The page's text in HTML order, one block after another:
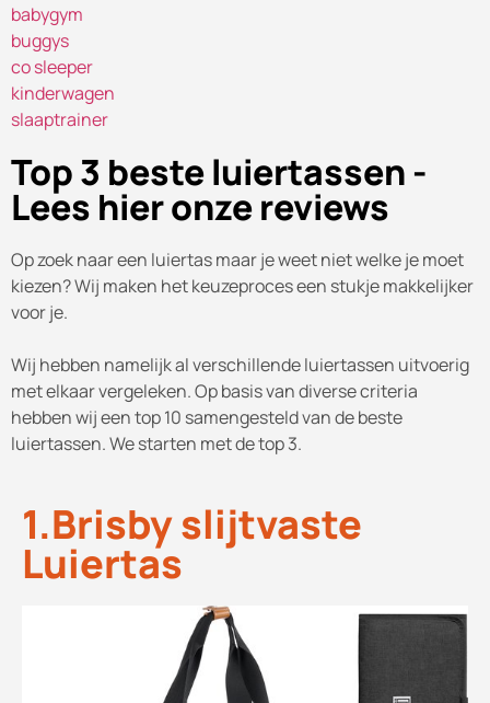
Top 3 beste luiertassen -
Lees hier onze reviews
Op zoek naar een luiertas maar je weet niet welke je moet
kiezen? Wij maken het keuzeproces een stukje makkelijker
voor je.
Wij hebben namelijk al verschillende luiertassen uitvoerig
met elkaar vergeleken. Op basis van diverse criteria
hebben wij een top 10 samengesteld van de beste
luiertassen. We starten met de top 3.
1.Brisby slijtvaste
Luiertas
babygym
buggys
co sleeper
kinderwagen
slaaptrainer